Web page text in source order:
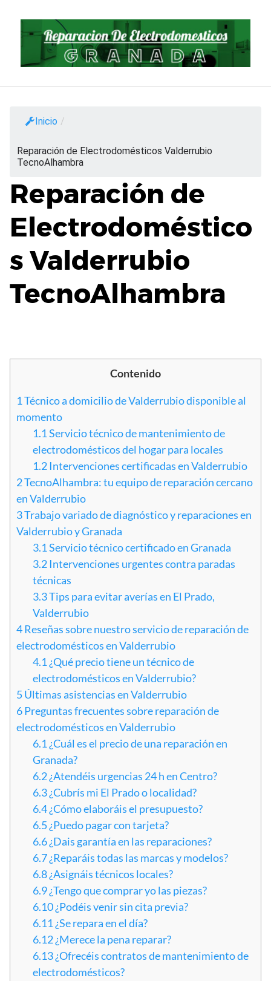
contenido
Inicio /
Reparación de Electrodomésticos Valderrubio
TecnoAlhambra
Reparación de
Electrodoméstico
s Valderrubio
TecnoAlhambra
Contenido
1Técnico a domicilio de Valderrubio disponible al
momento
1.1Servicio técnico de mantenimiento de
electrodomésticos del hogar para locales
1.2Intervenciones certificadas en Valderrubio
2TecnoAlhambra: tu equipo de reparación cercano
en Valderrubio
3Trabajo variado de diagnóstico y reparaciones en
Valderrubio y Granada
3.1Servicio técnico certificado en Granada
3.2Intervenciones urgentes contra paradas
técnicas
3.3Tips para evitar averías en El Prado,
Valderrubio
4Reseñas sobre nuestro servicio de reparación de
electrodomésticos en Valderrubio
4.1 ¿Qué precio tiene un técnico de
electrodomésticos en Valderrubio?
5Últimas asistencias en Valderrubio
6Preguntas frecuentes sobre reparación de
electrodomésticos en Valderrubio
6.1 ¿Cuál es el precio de una reparación en
Granada?
6.2¿Atendéis urgencias 24 h en Centro?
6.3¿Cubrís mi El Prado o localidad?
6.4¿Cómo elaboráis el presupuesto?
6.5¿Puedo pagar con tarjeta?
6.6¿Dais garantía en las reparaciones?
6.7¿Reparáis todas las marcas y modelos?
6.8¿Asignáis técnicos locales?
6.9¿Tengo que comprar yo las piezas?
6.10¿Podéis venir sin cita previa?
6.11 ¿Se repara en el día?
6.12¿Merece la pena reparar?
6.13¿Ofrecéis contratos de mantenimiento de
electrodomésticos?